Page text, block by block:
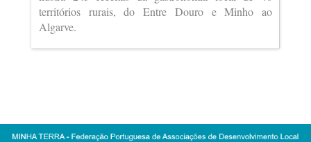
territórios rurais, do Entre Douro e Minho ao
Algarve.